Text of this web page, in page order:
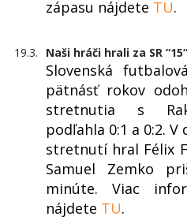
zápasu nájdete TU.
19.3. Naši hráči hrali za SR “15“
Slovenská
pätnásť rokov
stretnutia s
podľahla 0:1 a 0:2.
stretnutí hral Félix
Samuel Zemko
minúte. Viac
nájdete TU.